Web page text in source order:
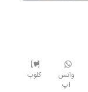
واتس
اپ
کلوب